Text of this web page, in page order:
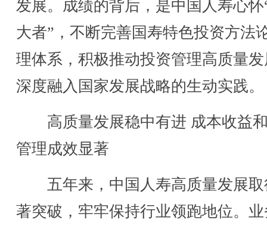
发展。成绩的背后，是中国人寿心怀
大者”，不断完善国寿特色投资方法
理体系，积极推动投资管理高质量
深度融入国家发展战略的生动实践。
高质量发展稳中有进 成本收益
管理成效显著
五年来，中国人寿高质量发展取
著突破，牢牢保持行业领跑地位。